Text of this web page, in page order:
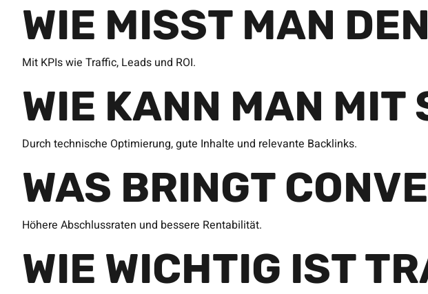
WIE MISST MAN
Mit KPIs wie Traffic, Leads und ROI.
WIE KANN MAN MIT
Durch technische Optimierung, gute Inhalte und relevante Backlinks.
WAS BRINGT
Höhere Abschlussraten und bessere Rentabilität.
WIE WICHTIG IST